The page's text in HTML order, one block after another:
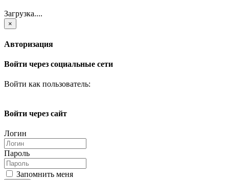
Загрузка....
×
Авторизация
Войти через социальные сети
Войти как пользователь:
Войти через сайт
Логин
Пароль
Запомнить меня